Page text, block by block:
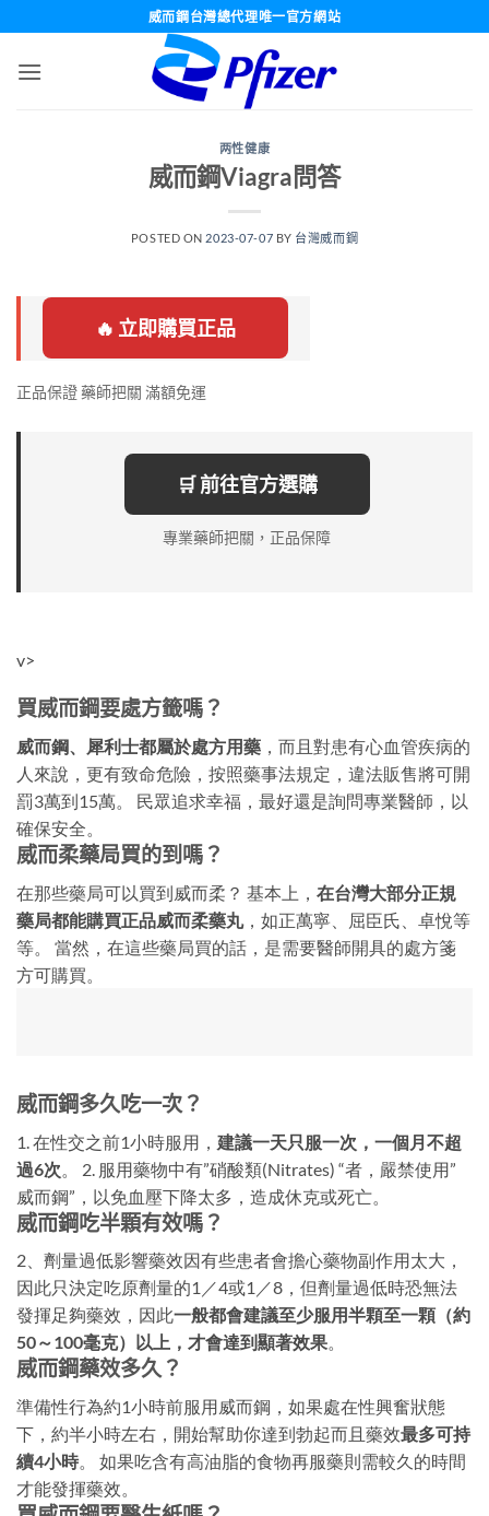
威而鋼台灣總代理唯一官方網站
两性健康
威而鋼Viagra問答
POSTED ON 2023-07-07 BY 台灣威而鋼
🔥 立即購買正品
正品保證 藥師把關 滿額免運
🛒 前往官方選購
專業藥師把關，正品保障
v>
買威而鋼要處方籤嗎？
威而鋼、犀利士都屬於處方用藥 ，而且對患有心血管疾病的
人來說，更有致命危險，按照藥事法規定，違法販售將可開
罰3萬到15萬。 民眾追求幸福，最好還是詢問專業醫師，以
確保安全。
威而柔藥局買的到嗎？
在那些藥局可以買到威而柔？ 基本上， 在台灣大部分正規
藥局都能購買正品威而柔藥丸 ，如正萬寧、屈臣氏、卓悅等
等。 當然，在這些藥局買的話，是需要醫師開具的處方箋
方可購買。
威而鋼多久吃一次？
1. 在性交之前1小時服用， 建議一天只服一次，一個月不超
過6次 。 2. 服用藥物中有”硝酸類(Nitrates) “者，嚴禁使用”
威而鋼”，以免血壓下降太多，造成休克或死亡。
威而鋼吃半顆有效嗎？
2、劑量過低影響藥效因有些患者會擔心藥物副作用太大，
因此只決定吃原劑量的1／4或1／8，但劑量過低時恐無法
發揮足夠藥效，因此一般都會建議至少服用半顆至一顆（約
50～100毫克）以上，才會達到顯著效果。
威而鋼藥效多久？
準備性行為約1小時前服用威而鋼，如果處在性興奮狀態
下，約半小時左右，開始幫助你達到勃起而且藥效最多可持
續4小時。 如果吃含有高油脂的食物再服藥則需較久的時間
才能發揮藥效。